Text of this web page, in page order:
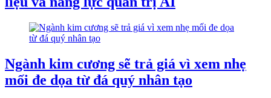
Ngành kim cương sẽ trả giá vì xem nhẹ
mối đe dọa từ đá quý nhân tạo